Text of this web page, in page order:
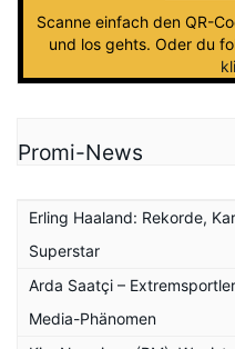
Scanne einfach den QR-
und los gehts. Oder du
Promi-News
Erling Haaland: Rekorde,
Superstar
Arda Saatçi –
Media-Phänomen